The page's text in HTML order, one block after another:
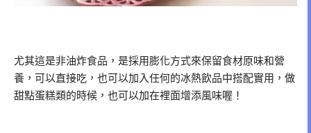
尤其這是非油炸食品，是採用膨化方式來保留食材原味和營
養，可以直接吃，也可以加入任何的冰熱飲品中搭配實用，做
甜點蛋糕類的時候，也可以加在裡面增添風味喔！